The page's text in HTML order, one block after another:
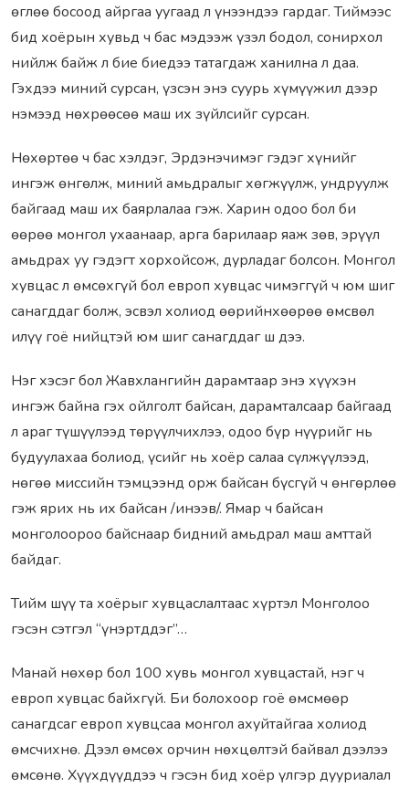
өглөө босоод айргаа уугаад л үнээндээ гардаг. Тиймээс
бид хоёрын хувьд ч бас мэдээж үзэл бодол, сонирхол
нийлж байж л бие биедээ татагдаж ханилна л даа.
Гэхдээ миний сурсан, үзсэн энэ суурь хүмүүжил дээр
нэмээд нөхрөөсөө маш их зүйлсийг сурсан.
Нөхөртөө ч бас хэлдэг, Эрдэнэчимэг гэдэг хүнийг
ингэж өнгөлж, миний амьдралыг хөгжүүлж, ундруулж
байгаад маш их баярлалаа гэж. Харин одоо бол би
өөрөө монгол ухаанаар, арга барилаар яаж зөв, эрүүл
амьдрах уу гэдэгт хорхойсож, дурладаг болсон. Монгол
хувцас л өмсөхгүй бол европ хувцас чимэггүй ч юм шиг
санагддаг болж, эсвэл холиод өөрийнхөөрөө өмсвөл
илүү гоё нийцтэй юм шиг санагддаг ш дээ.
Нэг хэсэг бол Жавхлангийн дарамтаар энэ хүүхэн
ингэж байна гэх ойлголт байсан, дарамталсаар байгаад
л араг түшүүлээд төрүүлчихлээ, одоо бүр нүүрийг нь
будуулахаа болиод, үсийг нь хоёр салаа сүлжүүлээд,
нөгөө миссийн тэмцээнд орж байсан бүсгүй ч өнгөрлөө
гэж ярих нь их байсан /инээв/. Ямар ч байсан
монголоороо байснаар бидний амьдрал маш амттай
байдаг.
Тийм шүү та хоёрыг хувцаслалтаас хүртэл Монголоо
гэсэн сэтгэл “үнэртддэг”…
Манай нөхөр бол 100 хувь монгол хувцастай, нэг ч
европ хувцас байхгүй. Би болохоор гоё өмсмөөр
санагдсаг европ хувцсаа монгол ахуйтайгаа холиод
өмсчихнө. Дээл өмсөх орчин нөхцөлтэй байвал дээлээ
өмсөнө. Хүүхдүүддээ ч гэсэн бид хоёр үлгэр дууриалал